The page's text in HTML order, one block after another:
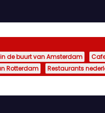
de buurt van Amsterdam
Rotterdam
Restaurants